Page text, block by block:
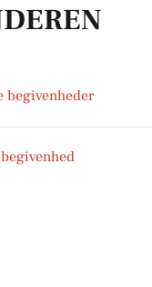
begivenheder